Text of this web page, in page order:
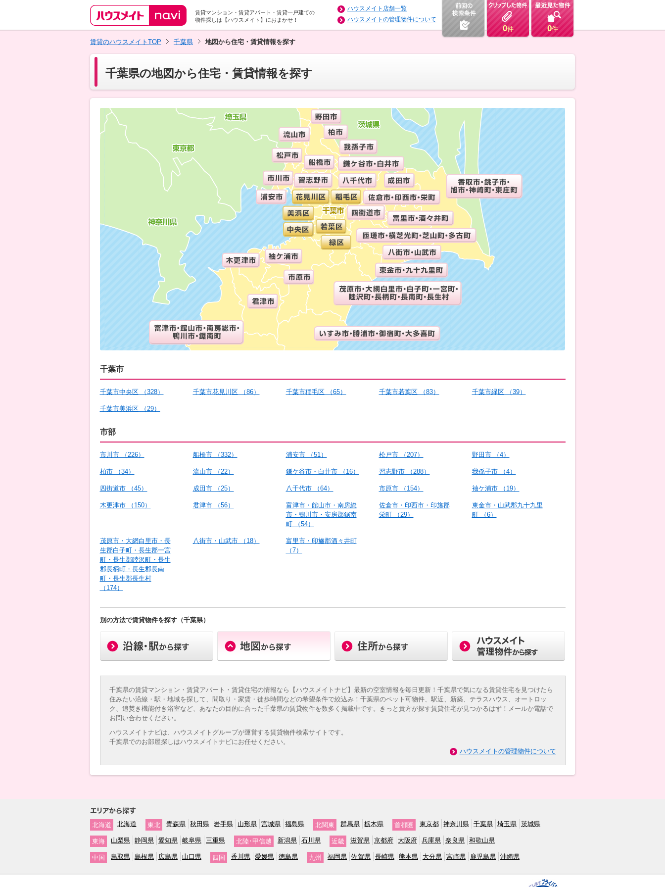
賃貸マンション・賃貸アパート・賃貸一戸建ての
物件探しは【ハウスメイト】におまかせ！
ハウスメイト店舗一覧
ハウスメイトの管理物件について
0件 0件
賃貸のハウスメイトTOP
千葉県 地図から住宅・賃貸情報を探す
千葉県の地図から住宅・賃貸情報を探す
千葉市
千葉市中央区 （328） 千葉市花見川区 （86） 千葉市稲毛区 （65） 千葉市若葉区 （83） 千葉市緑区 （39）
千葉市美浜区 （29）
市部
市川市 （226） 船橋市 （332） 浦安市 （51） 松戸市 （207） 野田市 （4）
柏市 （34） 流山市 （22） 鎌ケ谷市・白井市 （16） 習志野市 （288） 我孫子市 （4）
四街道市 （45） 成田市 （25） 八千代市 （64） 市原市 （154） 袖ケ浦市 （19）
木更津市 （150） 君津市 （56）
富津市・館山市・南房総
市・鴨川市・安房郡鋸南
町 （54）
佐倉市・印西市・印旛郡
栄町 （29）
東金市・山武郡九十九里
町 （6）
茂原市・大網白里市・長
生郡白子町・長生郡一宮
町・長生郡睦沢町・長生
郡長柄町・長生郡長南
町・長生郡長生村
（174）
八街市・山武市 （18）
富里市・印旛郡酒々井町
（7）
別の方法で賃貸物件を探す（千葉県）
千葉県の賃貸マンション・賃貸アパート・賃貸住宅の情報なら【ハウスメイトナビ】最新の空室情報を毎日更新！千葉県で気になる賃貸住宅を見つけたら
住みたい沿線・駅・地域を探して、間取り・家賃・徒歩時間などの希望条件で絞込み！千葉県のペット可物件、駅近、新築、テラスハウス、オートロッ
ク、追焚き機能付き浴室など、あなたの目的に合った千葉県の賃貸物件を数多く掲載中です。きっと貴方が探す賃貸住宅が見つかるはず！メールか電話で
お問い合わせください。
ハウスメイトナビは、ハウスメイトグループが運営する賃貸物件検索サイトです。
千葉県でのお部屋探しはハウスメイトナビにお任せください。
ハウスメイトの管理物件について
北海道 北海道 東北 青森県 秋田県 岩手県 山形県 宮城県 福島県 北関東 群馬県 栃木県 首都圏 東京都 神奈川県 千葉県 埼玉県 茨城県
東海 山梨県 静岡県 愛知県 岐阜県 三重県 北陸･甲信越 新潟県 石川県 近畿 滋賀県 京都府 大阪府 兵庫県 奈良県 和歌山県
中国 鳥取県 島根県 広島県 山口県 四国 香川県 愛媛県 徳島県 九州 福岡県 佐賀県 長崎県 熊本県 大分県 宮崎県 鹿児島県 沖縄県